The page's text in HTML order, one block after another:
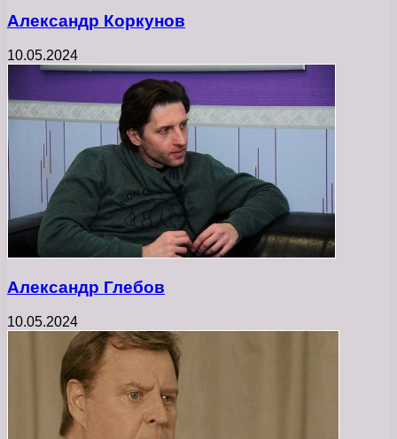
Александр Коркунов
10.05.2024
Александр Глебов
10.05.2024